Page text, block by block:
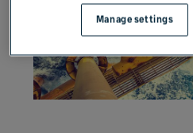
Manage settings